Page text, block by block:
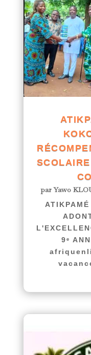
parYawo
9ᵉ